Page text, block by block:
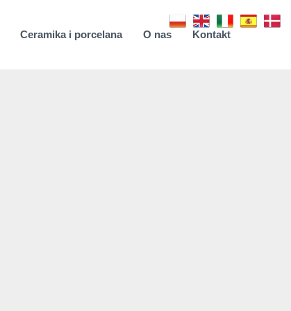
Ceramika i porcelana O nas Kontakt